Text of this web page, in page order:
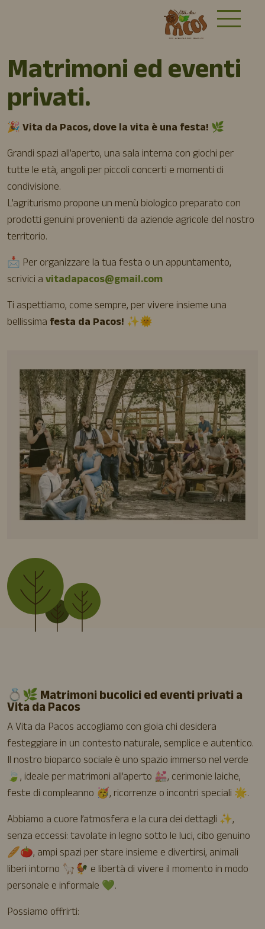
Matrimoni ed eventi
privati.
🎉Vita da Pacos, dove la vita è una festa! 🌿
Grandi spazi all’aperto, una sala interna con giochi per
tutte le età, angoli per piccoli concerti e momenti di
condivisione.
L’agriturismo propone un menù biologico preparato con
prodotti genuini provenienti da aziende agricole del nostro
territorio.
📩 Per organizzare la tua festa o un appuntamento,
scrivici avitadapacos@gmail.com
Ti aspettiamo, come sempre, per vivere insieme una
bellissima festa da Pacos! ✨🌞
💍🌿 Matrimoni bucolici ed eventi privati a
Vita da Pacos
A Vita da Pacos accogliamo con gioia chi desidera
festeggiare in un contesto naturale, semplice e autentico.
Il nostro bioparco sociale è uno spazio immerso nel verde
🍃, ideale per matrimoni all’aperto 💒, cerimonie laiche,
feste di compleanno 🥳, ricorrenze o incontri speciali 🌟.
Abbiamo a cuore l’atmosfera e la cura dei dettagli ✨,
senza eccessi: tavolate in legno sotto le luci, cibo genuino
🥖🍅, ampi spazi per stare insieme e divertirsi, animali
liberi intorno 🦙🐓 e libertà di vivere il momento in modo
personale e informale 💚.
Possiamo offrirti: